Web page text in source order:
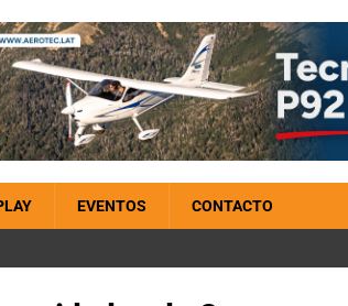
EVENTOS CONTACTO